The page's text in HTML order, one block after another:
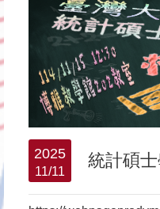
統計碩
2025
11/11